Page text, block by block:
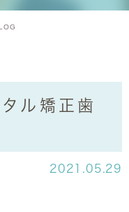
ル矯正歯
2021.05.29